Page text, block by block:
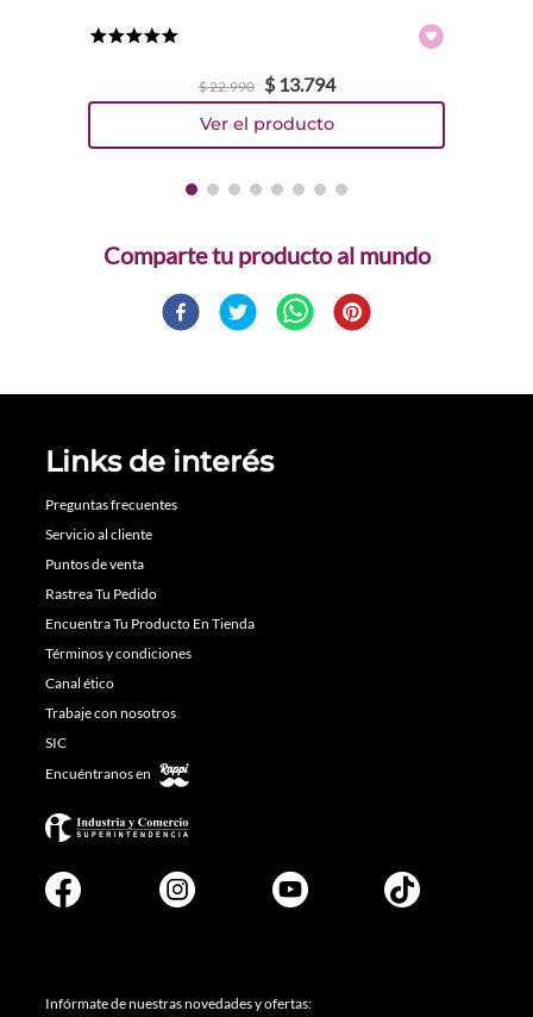
$22.990 $ 13.794
Comparte
Links de interés
Preguntas frecuentes
Servicio al cliente
Puntos de venta
Rastrea Tu Pedido
Encuentra Tu Producto En Tienda
Términos y condiciones
Canal ético
Trabaje con nosotros
SIC
Encuéntranos en
Infórmate de nuestras novedades y ofertas: